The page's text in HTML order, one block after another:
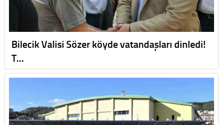
Bilecik Valisi Sözer köyde vatandaşları dinledi!
T…